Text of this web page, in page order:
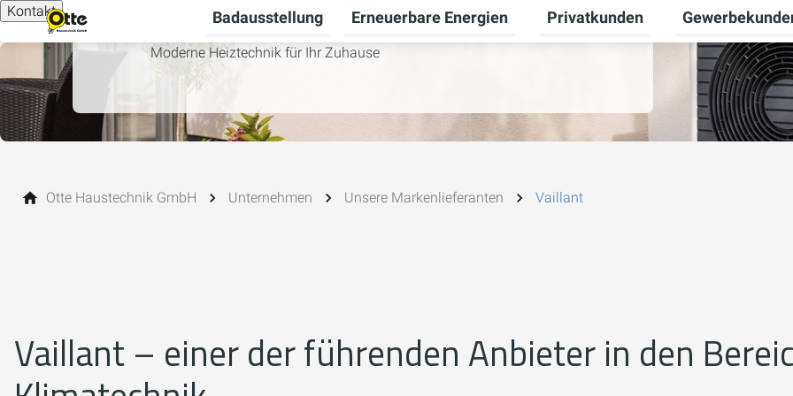
Kontakt Badausstellung Erneuerbare Energien
Untermenü für Erneuerbare
Privatkunden
Untermenü für
Moderne Heiztechnik für Ihr Zuhause
Otte Haustechnik GmbH Unternehmen Unsere Markenlieferanten Vaillant
Vaillant – einer der führenden Anbieter in den